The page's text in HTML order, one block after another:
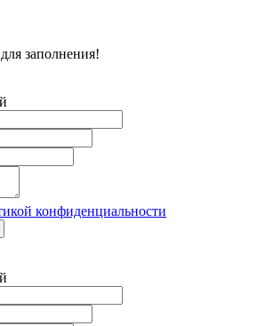
заполнения!
конфиденциальности